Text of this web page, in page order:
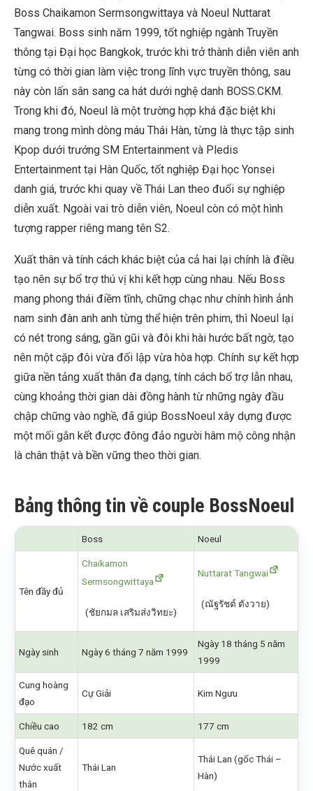
Boss Chaikamon Sermsongwittaya và Noeul Nuttarat
Tangwai. Boss sinh năm 1999, tốt nghiệp ngành Truyền
thông tại Đại học Bangkok, trước khi trở thành diễn viên anh
từng có thời gian làm việc trong lĩnh vực truyền thông, sau
này còn lấn sân sang ca hát dưới nghệ danh BOSS.CKM.
Trong khi đó, Noeul là một trường hợp khá đặc biệt khi
mang trong mình dòng máu Thái Hàn, từng là thực tập sinh
Kpop dưới trướng SM Entertainment và Pledis
Entertainment tại Hàn Quốc, tốt nghiệp Đại học Yonsei
danh giá, trước khi quay về Thái Lan theo đuổi sự nghiệp
diễn xuất. Ngoài vai trò diễn viên, Noeul còn có một hình
tượng rapper riêng mang tên S2.
Xuất thân và tính cách khác biệt của cả hai lại chính là điều
tạo nên sự bổ trợ thú vị khi kết hợp cùng nhau. Nếu Boss
mang phong thái điềm tĩnh, chững chạc như chính hình ảnh
nam sinh đàn anh anh từng thể hiện trên phim, thì Noeul lại
có nét trong sáng, gần gũi và đôi khi hài hước bất ngờ, tạo
nên một cặp đôi vừa đối lập vừa hòa hợp. Chính sự kết hợp
giữa nền tảng xuất thân đa dạng, tính cách bổ trợ lẫn nhau,
cùng khoảng thời gian dài đồng hành từ những ngày đầu
chập chững vào nghề, đã giúp BossNoeul xây dựng được
một mối gắn kết được đông đảo người hâm mộ công nhận
là chân thật và bền vững theo thời gian.
Bảng thông tin về couple BossNoeul
Boss Noeul
Tên đầy đủ
Chaikamon
Sermsongwittaya
(ชัยกมล เสริมส่งวิทยะ)
Nuttarat Tangwai
(ณัฐรัชต์ ตังวาย)
Ngày sinh Ngày 6 tháng 7 năm 1999
Ngày 18 tháng 5 năm
1999
Cung hoàng
đạo
Cự Giải Kim Ngưu
Chiều cao 182 cm 177 cm
Quê quán /
Nước xuất
thân
Thái Lan
Thái Lan (gốc Thái –
Hàn)